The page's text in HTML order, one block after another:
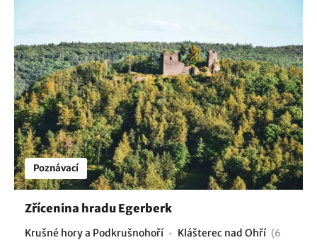
Poznávací
Zřícenina hradu Egerberk
Krušné hory a Podkrušnohoří Klášterec nad Ohří (6